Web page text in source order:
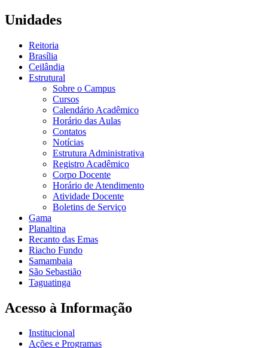
Unidades
Reitoria
Brasília
Ceilândia
Estrutural
Sobre o Campus
Cursos
Calendário Acadêmico
Horário das Aulas
Contatos
Notícias
Estrutura Administrativa
Registro Acadêmico
Corpo Docente
Horário de Atendimento
Atividade Docente
Boletins de Serviço
Gama
Planaltina
Recanto das Emas
Riacho Fundo
Samambaia
São Sebastião
Taguatinga
Acesso à Informação
Institucional
Ações e Programas